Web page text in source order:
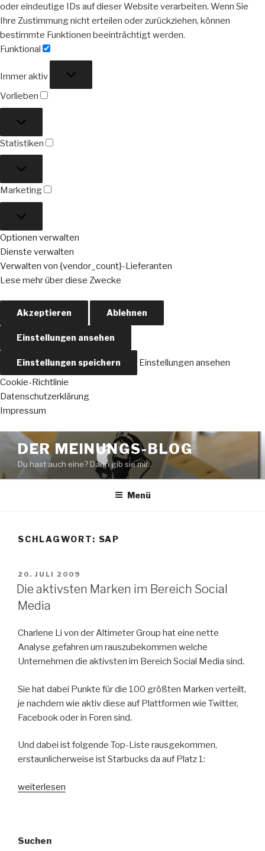
oder eindeutige IDs auf dieser Website verarbeiten. Wenn Sie
Ihre Zustimmung nicht erteilen oder zurückziehen, können
bestimmte Funktionen beeinträchtigt werden.
Funktional
Immer aktiv
Vorlieben
Statistiken
Marketing
Optionen verwalten
Dienste verwalten
Verwalten von {vendor_count}-Lieferanten
Lese mehr über diese Zwecke
Akzeptieren Ablehnen
Einstellungen ansehen
Einstellungen speichern
Einstellungen ansehen
Cookie-Richtlinie
Datenschutzerklärung
Impressum
Zum
Inhalt
springen
DER MEINUNGS-BLOG
Du hast auch eine? Dann gib sie mir..
Menü
SCHLAGWORT: SAP
VERÖFFENTLICHT
AM
20. JULI 2009
Die aktivsten Marken im Bereich Social
Media
Charlene Li von der Altimeter Group hat eine nette
Analyse gefahren um rauszubekommen welche
Unternehmen die aktivsten im Bereich Social Media sind.
Sie hat dabei Punkte für die 100 größten Marken verteilt,
je nachdem wie aktiv diese auf Plattformen wie Twitter,
Facebook oder in Foren sind.
Und dabei ist folgende Top-Liste rausgekommen,
erstaunlicherweise ist Starbucks da auf Platz 1:
„Die
Bereich
weiterlesen
Suchen